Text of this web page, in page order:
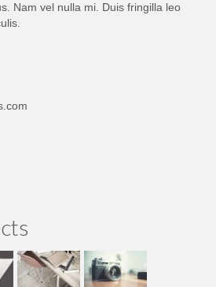
Nam vel nulla mi. Duis fringilla leo